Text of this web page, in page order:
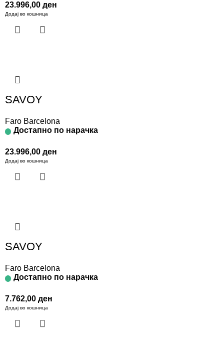
23.996,00 ден
Додај во кошница
SAVOY
Faro Barcelona
Достапно по нарачка
23.996,00 ден
Додај во кошница
SAVOY
Faro Barcelona
Достапно по нарачка
7.762,00 ден
Додај во кошница